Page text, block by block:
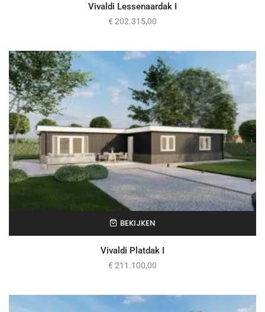
Vivaldi Lessenaardak I
€ 202.315,00
BEKIJKEN
Vivaldi Platdak I
€ 211.100,00